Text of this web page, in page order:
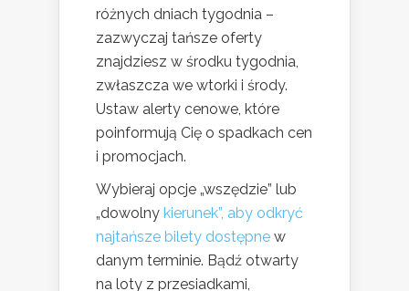
różnych dniach tygodnia –
zazwyczaj tańsze oferty
znajdziesz w środku tygodnia,
zwłaszcza we wtorki i środy.
Ustaw alerty cenowe, które
poinformują Cię o spadkach cen
i promocjach.
Wybieraj opcje „wszędzie” lub
„dowolny kierunek”, aby odkryć
najtańsze bilety dostępne w
danym terminie. Bądź otwarty
na loty z przesiadkami,